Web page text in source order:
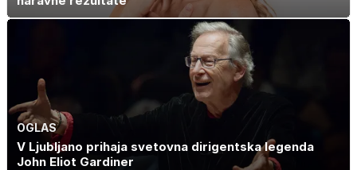
OGLAS
V Ljubljano prihaja svetovna dirigentska legenda
John Eliot Gardiner